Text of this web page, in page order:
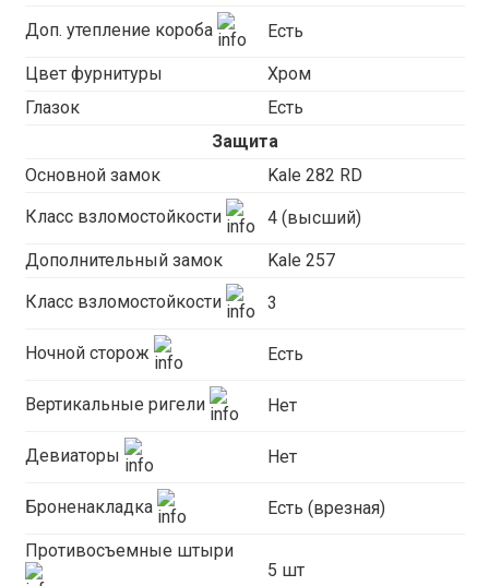
Доп. утепление короба Есть
Цвет фурнитуры
Хром
Глазок
Есть
Защита
Основной замок
Kale 282 RD
Класс взломостойкости 4 (высший)
Дополнительный замок Kale 257
Класс взломостойкости 3
Ночной сторож Есть
Вертикальные ригели Нет
Девиаторы Нет
Броненакладка Есть (врезная)
Противосъемные штыри
5 шт